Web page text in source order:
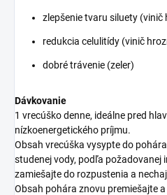
zlepšenie tvaru siluety (vinič
redukcia celulitídy (vinič
dobré trávenie (zeler)
Dávkovanie
1 vrecúško denne, ideálne pred
nízkoenergetického príjmu.
Obsah vrecúška vysypte do
studenej vody, podľa požadovanej
zamiešajte do rozpustenia a
Obsah pohára znovu premiešajte